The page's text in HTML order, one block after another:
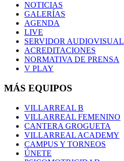
NOTICIAS
GALERÍAS
AGENDA
LIVE
SERVIDOR AUDIOVISUAL
ACREDITACIONES
NORMATIVA DE PRENSA
V PLAY
MÁS EQUIPOS
VILLARREAL B
VILLARREAL FEMENINO
CANTERA GROGUETA
VILLARREAL ACADEMY
CAMPUS Y TORNEOS
ÚNETE